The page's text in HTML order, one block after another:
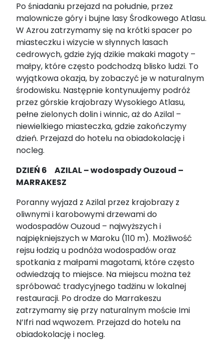
Po śniadaniu przejazd na południe, przez
malownicze góry i bujne lasy Środkowego Atlasu.
W Azrou zatrzymamy się na krótki spacer po
miasteczku i wizycie w słynnych lasach
cedrowych, gdzie żyją dzikie makaki magoty –
małpy, które często podchodzą blisko ludzi. To
wyjątkowa okazja, by zobaczyć je w naturalnym
środowisku. Następnie kontynuujemy podróż
przez górskie krajobrazy Wysokiego Atlasu,
pełne zielonych dolin i winnic, aż do Azilal –
niewielkiego miasteczka, gdzie zakończymy
dzień. Przejazd do hotelu na obiadokolację i
nocleg.
DZIEŃ 6 AZILAL – wodospady Ouzoud –
MARRAKESZ
Poranny wyjazd z Azilal przez krajobrazy z
oliwnymi i karobowymi drzewami do
wodospadów Ouzoud – najwyższych i
najpiękniejszych w Maroku (110 m). Możliwość
rejsu łodzią u podnóża wodospadów oraz
spotkania z małpami magotami, które często
odwiedzają to miejsce. Na miejscu można też
spróbować tradycyjnego tadżinu w lokalnej
restauracji. Po drodze do Marrakeszu
zatrzymamy się przy naturalnym moście Imi
N’Ifri nad wąwozem. Przejazd do hotelu na
obiadokolację i nocleg.